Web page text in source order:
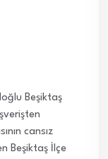
Beşiktaş
cansız
Beşiktaş İlçe